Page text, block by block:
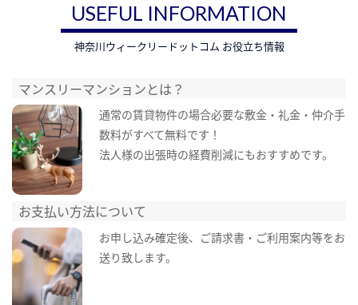
USEFUL INFORMATION
神奈川ウィークリードットコム お役立ち情報
マンスリーマンションとは？
通常の賃貸物件の場合必要な敷金・礼金・仲介手
数料がすべて無料です！
法人様の出張時の経費削減にもおすすめです。
お支払い方法について
お申し込み確定後、ご請求書・ご利用案内等をお
送り致します。